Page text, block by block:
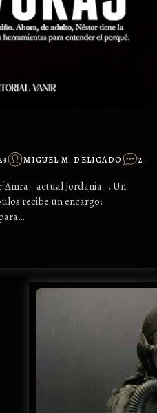
MIGUEL M. DELICADO 2
́Amra –actual Jordania–. Un
recibe un encargo: